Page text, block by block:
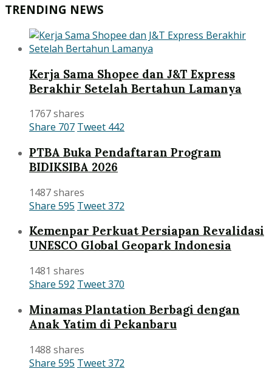
TRENDING NEWS
Kerja Sama Shopee dan J&T Express
Berakhir Setelah Bertahun Lamanya
1767 shares
Share 707 Tweet 442
PTBA Buka Pendaftaran Program
BIDIKSIBA 2026
1487 shares
Share 595 Tweet372
Kemenpar Perkuat Persiapan Revalidasi
UNESCO Global Geopark Indonesia
1481 shares
Share 592 Tweet370
Minamas Plantation Berbagi dengan
Anak Yatim di Pekanbaru
1488 shares
Share 595 Tweet372